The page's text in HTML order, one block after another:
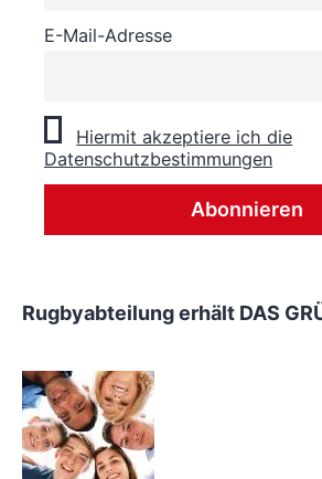
E-Mail-Adresse
Hiermit akzeptiere ich die
Datenschutzbestimmungen
Rugbyabteilung erhält DAS